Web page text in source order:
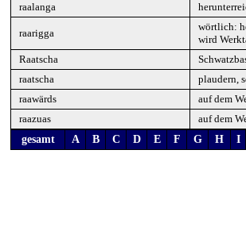
raalanga
raarigga
wörtlich:
wird
Raatscha
raatscha
plaudern,
raawärds
auf dem
raazuas
auf dem
gesamt
A B C D E F G H I